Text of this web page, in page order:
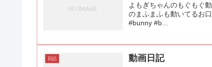
よもぎちゃんのもぐもぐ
のまふまふも動いてるお
#bunny #b...
日記 動画日記